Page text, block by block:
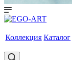
Коллекция Каталог